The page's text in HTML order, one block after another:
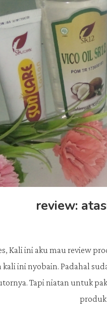
review:
Kali ini aku mau review
kali ini nyobain. Padahal
Tapi niatan untuk
produk